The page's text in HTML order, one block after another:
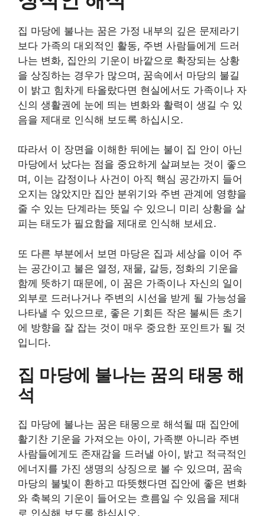
집 마당에 불나는 꿈은 가정 내부의 깊은 문제라기
보다 가족의 대외적인 활동, 주변 사람들에게 드러
나는 변화, 집안의 기운이 바깥으로 확장되는 상황
을 상징하는 경우가 많으며, 꿈속에서 마당의 불길
이 밝고 힘차게 타올랐다면 현실에서도 가족이나 자
신의 생활권에 눈에 띄는 변화와 활력이 생길 수 있
음을 제대로 인식해 보도록 하십시오.
따라서 이 장면을 이해한 뒤에는 불이 집 안이 아닌
마당에서 났다는 점을 중요하게 살펴보는 것이 좋으
며, 이는 감정이나 사건이 아직 핵심 공간까지 들어
오지는 않았지만 집안 분위기와 주변 관계에 영향을
줄 수 있는 단계라는 뜻일 수 있으니 미리 상황을 살
피는 태도가 필요함을 제대로 인식해 보세요.
또 다른 부분에서 보면 마당은 집과 세상을 이어 주
는 공간이고 불은 열정, 재물, 갈등, 정화의 기운을
함께 뜻하기 때문에, 이 꿈은 가족이나 자신의 일이
외부로 드러나거나 주변의 시선을 받게 될 가능성을
나타낼 수 있으므로, 좋은 기회든 작은 불씨든 초기
에 방향을 잘 잡는 것이 매우 중요한 포인트가 될 것
입니다.
집 마당에 불나는 꿈의 태몽 해
석
집 마당에 불나는 꿈은 태몽으로 해석될 때 집안에
활기찬 기운을 가져오는 아이, 가족뿐 아니라 주변
사람들에게도 존재감을 드러낼 아이, 밝고 적극적인
에너지를 가진 생명의 상징으로 볼 수 있으며, 꿈속
마당의 불빛이 환하고 따뜻했다면 집안에 좋은 변화
와 축복의 기운이 들어오는 흐름일 수 있음을 제대
로 인식해 보도록 하십시오.